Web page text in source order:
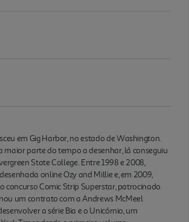
em Gig Harbor, no estado de Washington.
maior parte do tempo a desenhar, lá conseguiu
State College. Entre 1998 e 2008,
online Ozy and Millie e, em 2009,
concurso Comic Strip Superstar, patrocinado
um contrato com a Andrews McMeel
a série Bia e o Unicórnio, um